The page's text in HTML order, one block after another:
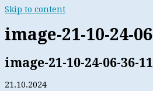
Skip to content
image-21-10-24-
image-21-10-24-06-36-11
21.10.2024